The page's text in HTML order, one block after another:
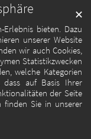
bieten. Dazu
unserer Website
wir auch Cookies,
Statistikzwecken
welche Kategorien
dass auf Basis Ihrer
der Seite
finden Sie in unserer
✕